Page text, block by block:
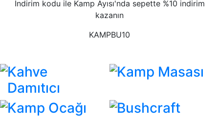
İndirim kodu ile Kamp Ayısı'nda sepette %10 indirim
kazanın
KAMPBU10
Kahve
Damıtıcı
Kamp Masası
Kamp Ocağı Bushcraft